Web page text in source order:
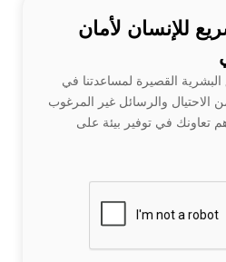
للإنسان لأمان
القصيرة لمساعدتنا في
الاحتيال والرسائل غير المرغوب
تعاونك في توفير بيئة على